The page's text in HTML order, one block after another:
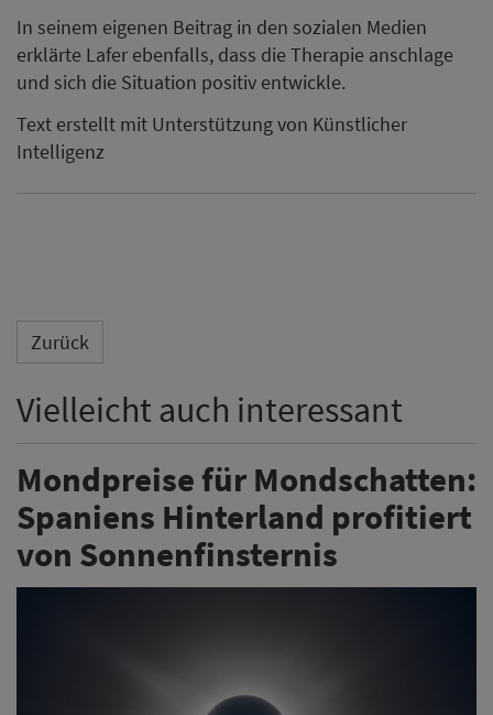
In seinem eigenen Beitrag in den sozialen Medien
erklärte Lafer ebenfalls, dass die Therapie anschlage
und sich die Situation positiv entwickle.
Text erstellt mit Unterstützung von Künstlicher
Intelligenz
Zurück
Vielleicht auch interessant
Mondpreise für Mondschatten:
Spaniens Hinterland profitiert
von Sonnenfinsternis